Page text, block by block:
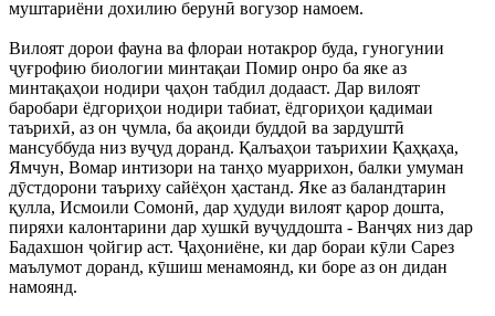
муштариёни дохилию берунӣ вогузор намоем.
Вилоят дорои фауна ва флораи нотакрор буда, гуногунии
ҷуғрофию биологии минтақаи Помир онро ба яке аз
минтақаҳои нодири ҷаҳон табдил додааст. Дар вилоят
баробари ёдгориҳои нодири табиат, ёдгориҳои қадимаи
таърихӣ, аз он ҷумла, ба ақоиди буддоӣ ва зардуштӣ
мансуббуда низ вуҷуд доранд. Қалъаҳои таърихии Қаҳқаҳа,
Ямчун, Вомар интизори на танҳо муаррихон, балки умуман
дӯстдорони таъриху сайёҳон ҳастанд. Яке аз баландтарин
қулла, Исмоили Сомонӣ, дар ҳудуди вилоят қарор дошта,
пиряхи калонтарини дар хушкӣ вуҷуддошта - Ванҷях низ дар
Бадахшон ҷойгир аст. Ҷаҳониёне, ки дар бораи кӯли Сарез
маълумот доранд, кӯшиш менамоянд, ки боре аз он дидан
намоянд.